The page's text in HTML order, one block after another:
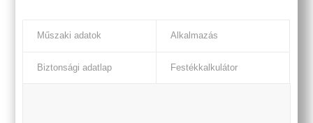
Műszaki adatok Alkalmazás
Biztonsági adatlap Festékkalkulátor